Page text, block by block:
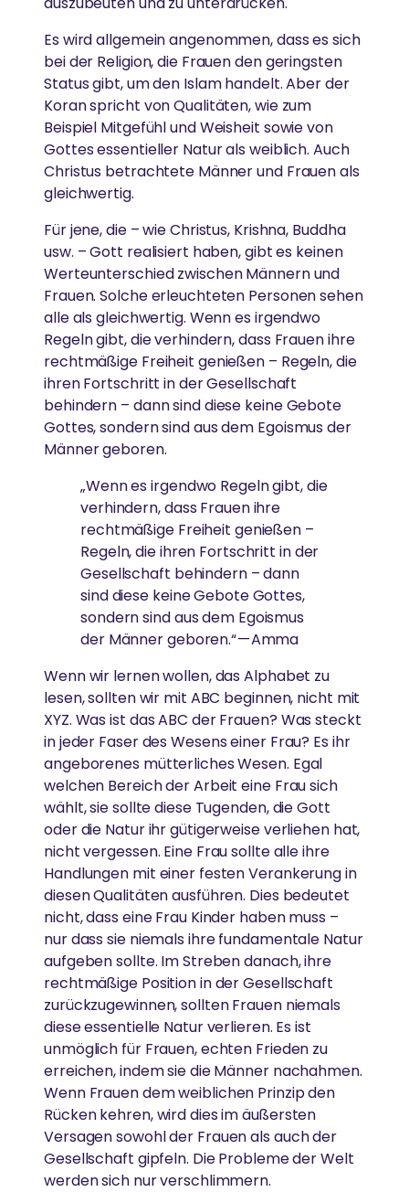
Es wird allgemein angenommen, dass es sich
bei der Religion, die Frauen den geringsten
Status gibt, um den Islam handelt. Aber der
Koran spricht von Qualitäten, wie zum
Beispiel Mitgefühl und Weisheit sowie von
Gottes essentieller Natur als weiblich. Auch
Christus betrachtete Männer und Frauen als
gleichwertig.
Für jene, die – wie Christus, Krishna, Buddha
usw. – Gott realisiert haben, gibt es keinen
Werteunterschied zwischen Männern und
Frauen. Solche erleuchteten Personen sehen
alle als gleichwertig. Wenn es irgendwo
Regeln gibt, die verhindern, dass Frauen ihre
rechtmäßige Freiheit genießen – Regeln, die
ihren Fortschritt in der Gesellschaft
behindern – dann sind diese keine Gebote
Gottes, sondern sind aus dem Egoismus der
Männer geboren.
„Wenn es irgendwo Regeln gibt, die
verhindern, dass Frauen ihre
rechtmäßige Freiheit genießen –
Regeln, die ihren Fortschritt in der
Gesellschaft behindern – dann
sind diese keine Gebote Gottes,
sondern sind aus dem Egoismus
der Männer geboren.“ — Amma
Wenn wir lernen wollen, das Alphabet zu
lesen, sollten wir mit ABC beginnen, nicht mit
XYZ. Was ist das ABC der Frauen? Was steckt
in jeder Faser des Wesens einer Frau? Es ihr
angeborenes mütterliches Wesen. Egal
welchen Bereich der Arbeit eine Frau sich
wählt, sie sollte diese Tugenden, die Gott
oder die Natur ihr gütigerweise verliehen hat,
nicht vergessen. Eine Frau sollte alle ihre
Handlungen mit einer festen Verankerung in
diesen Qualitäten ausführen. Dies bedeutet
nicht, dass eine Frau Kinder haben muss –
nur dass sie niemals ihre fundamentale Natur
aufgeben sollte. Im Streben danach, ihre
rechtmäßige Position in der Gesellschaft
zurückzugewinnen, sollten Frauen niemals
diese essentielle Natur verlieren. Es ist
unmöglich für Frauen, echten Frieden zu
erreichen, indem sie die Männer nachahmen.
Wenn Frauen dem weiblichen Prinzip den
Rücken kehren, wird dies im äußersten
Versagen sowohl der Frauen als auch der
Gesellschaft gipfeln. Die Probleme der Welt
werden sich nur verschlimmern.